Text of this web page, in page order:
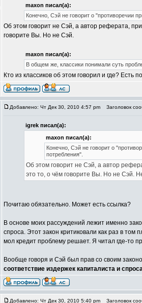
maxon писал(а):
Конечно, Сэй не говорит о "противоречии
Об этом говорит не Сэй, а автор реферата,
говорите Вы. Но не Сэй.
maxon писал(а):
В общем же, классики понимали суть
Кто из классиков об этом говорил и где? Есть
Добавлено: Чт Дек 30, 2010 4:57 pm Заголовок
igrek писал(а):
maxon писал(а):
Конечно, Сэй не говорит о
потребления".
Об этом говорит не Сэй, а автор
это то, о чём говорите Вы. Но не Сэй.
Почитаю обязательно. Может есть ссылка?
В основе моих рассуждений лежит именно
спроса. Этот закон критиковали как раз в
мол кредит проблему решает. Я читал где-то
Вообще говоря и Сэй был прав со своим
соответствие издержек капиталиста и
Добавлено: Чт Дек 30, 2010 5:40 pm Заголовок